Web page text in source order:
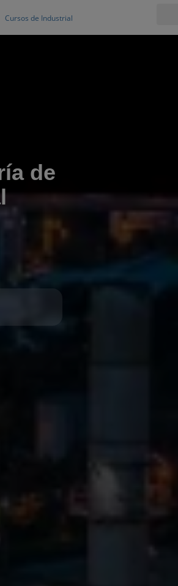
Cursos de Industrial
de